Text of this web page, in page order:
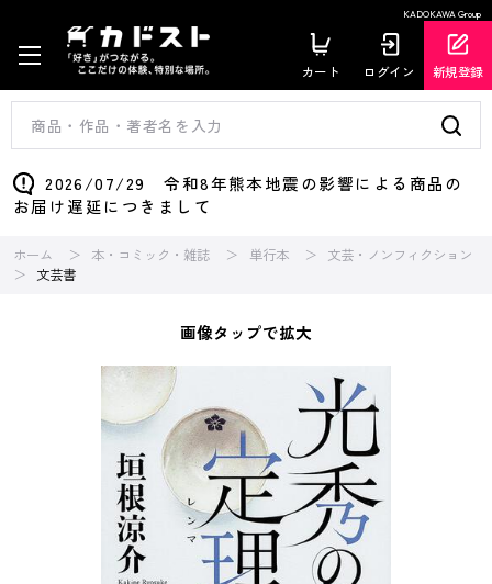
KADOKAWA Group
カート ログイン 新規登録
2026/07/29 令和8年熊本地震の影響による商品の
お届け遅延につきまして
ホーム 本・コミック・雑誌 単行本
文芸・ノンフィクション
文芸書
画像タップで拡大